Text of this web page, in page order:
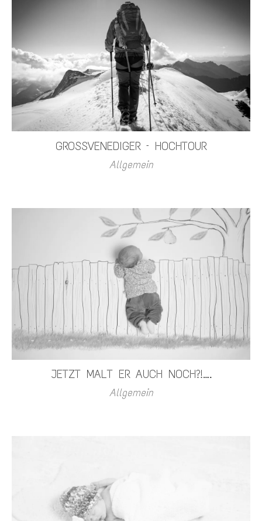
GROSSVENEDIGER – HOCHTOUR
Allgemein
JETZT MALT ER AUCH NOCH?!….
Allgemein